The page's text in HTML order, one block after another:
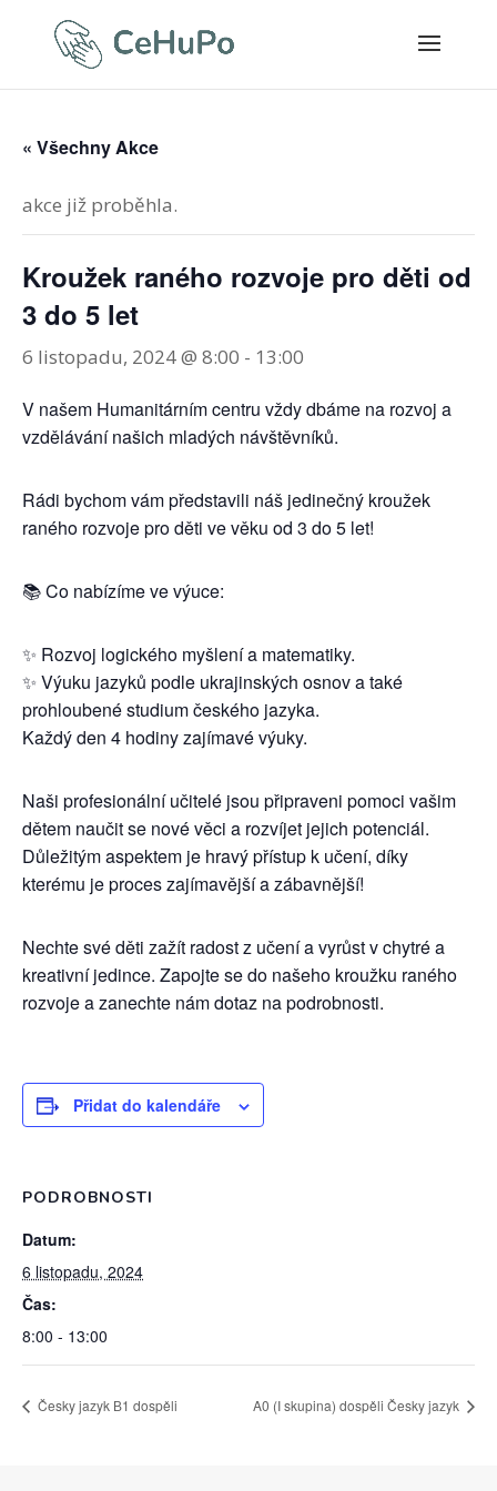
« Všechny Akce
akce již proběhla.
Kroužek raného rozvoje pro děti od
3 do 5 let
6 listopadu, 2024 @ 8:00 - 13:00
V našem Humanitárním centru vždy dbáme na rozvoj a
vzdělávání našich mladých návštěvníků.
Rádi bychom vám představili náš jedinečný kroužek
raného rozvoje pro děti ve věku od 3 do 5 let!
📚 Co nabízíme ve výuce:
✨ Rozvoj logického myšlení a matematiky.
✨ Výuku jazyků podle ukrajinských osnov a také
prohloubené studium českého jazyka.
Každý den 4 hodiny zajímavé výuky.
Naši profesionální učitelé jsou připraveni pomoci vašim
dětem naučit se nové věci a rozvíjet jejich potenciál.
Důležitým aspektem je hravý přístup k učení, díky
kterému je proces zajímavější a zábavnější!
Nechte své děti zažít radost z učení a vyrůst v chytré a
kreativní jedince. Zapojte se do našeho kroužku raného
rozvoje a zanechte nám dotaz na podrobnosti.
Přidat do kalendáře
PODROBNOSTI
Datum:
6 listopadu, 2024
Čas:
8:00 - 13:00
Česky jazyk В1 dospěli A0 (I skupina) dospěli Česky jazyk